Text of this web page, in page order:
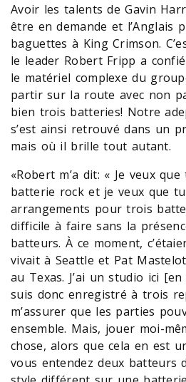
Avoir les talents de Gavin
être en demande et l’Anglais
baguettes à King Crimson.
le leader Robert Fripp a
le matériel complexe du
partir sur la route avec non
bien trois batteries! Notre
s’est ainsi retrouvé dans un
mais où il brille tout autant.
«Robert m’a dit: « Je veux
batterie rock et je veux que
arrangements pour trois
difficile à faire sans la
batteurs. À ce moment,
vivait à Seattle et Pat
au Texas. J’ai un studio ici
suis donc enregistré à trois
m’assurer que les parties
ensemble. Mais, jouer moi-
chose, alors que cela en est
vous entendez deux batteurs